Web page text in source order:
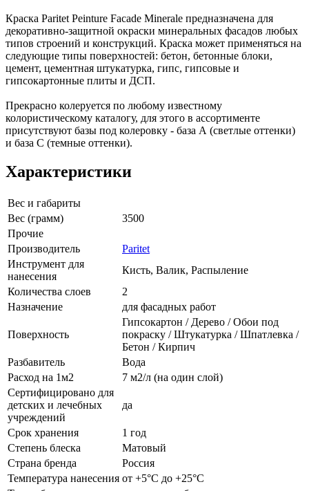
Краска Paritet Peinture Facade Minerale предназначена для
декоративно-защитной окраски минеральных фасадов любых
типов строений и конструкций. Краска может применяться на
следующие типы поверхностей: бетон, бетонные блоки,
цемент, цементная штукатурка, гипс, гипсовые и
гипсокартонные плиты и ДСП.
Прекрасно колеруется по любому известному
колористическому каталогу, для этого в ассортименте
присутствуют базы под колеровку - база А (светлые оттенки)
и база С (темные оттенки).
Характеристики
Вес и габариты
Вес (грамм)
3500
Прочие
Производитель
Paritet
Инструмент для
нанесения
Кисть, Валик, Распыление
Количества слоев
2
Назначение
для фасадных работ
Поверхность
Гипсокартон / Дерево / Обои под
покраску / Штукатурка / Шпатлевка /
Бетон / Кирпич
Разбавитель
Вода
Расход на 1м2
7 м2/л (на один слой)
Сертифицировано для
детских и лечебных
учреждений
да
Срок хранения
1 год
Степень блеска
Матовый
Страна бренда
Россия
Температура нанесения от +5°С до +25°С